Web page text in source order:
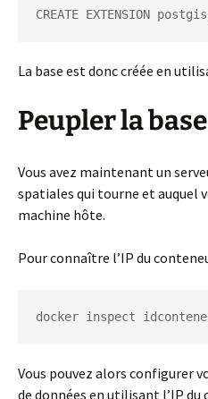
CREATE EXTENSION
La base est donc créée en
Peupler la
Vous avez maintenant un
spatiales qui tourne et auquel
machine hôte.
Pour connaître l’IP du
docker inspect
Vous pouvez alors configurer
de données en utilisant l’IP